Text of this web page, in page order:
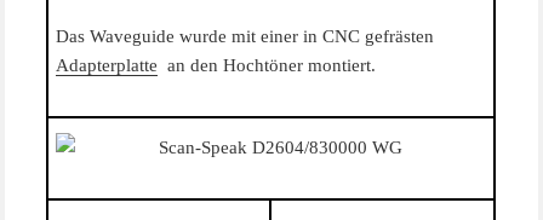
Das Waveguide wurde mit einer in CNC gefrästen
Adapterplatte an den Hochtöner montiert.